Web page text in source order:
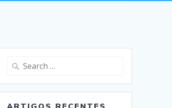
Search
ARTIGOS RECENTES